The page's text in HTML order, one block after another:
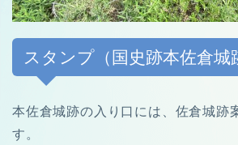
スタンプ（国史跡本佐倉城
本佐倉城跡の入り口には、佐倉城跡
す。